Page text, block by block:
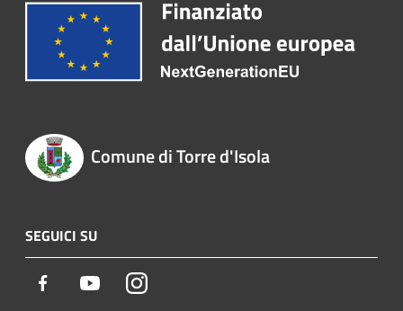
Comune di Torre d'Isola
SEGUICI SU
Facebook YoutubeInstagram